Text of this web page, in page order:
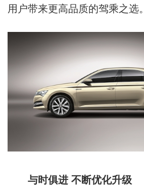
用户带来更高品质的驾乘之选。
与时俱进 不断优化升级